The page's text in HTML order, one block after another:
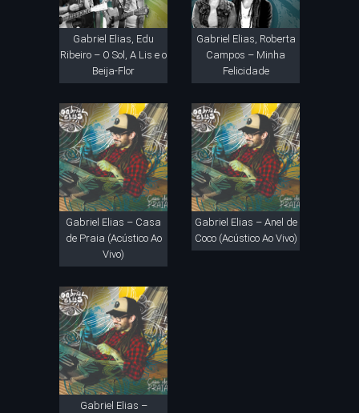
Gabriel Elias, Edu
Ribeiro – O Sol, A Lis e o
Beija-Flor
Gabriel Elias, Roberta
Campos – Minha
Felicidade
Gabriel Elias – Casa
de Praia (Acústico Ao
Vivo)
Gabriel Elias – Anel de
Coco (Acústico Ao Vivo)
Gabriel Elias –